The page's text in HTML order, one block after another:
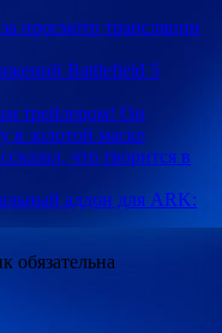
просмотр трансляции
Battlefield 5
трейлером! Он
в золотой маске
что творится в
аддон для ARK:
обязательна